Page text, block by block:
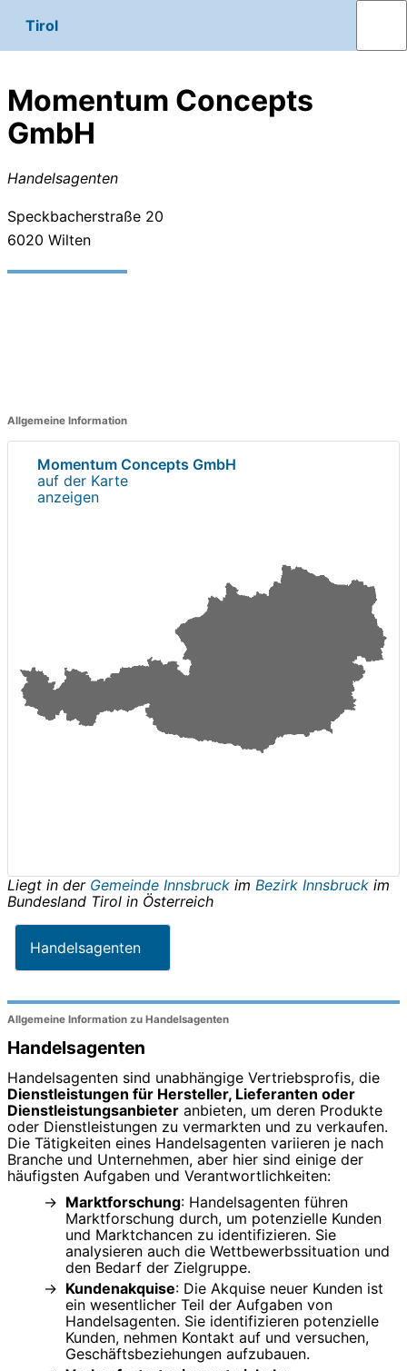
Tirol
Momentum Concepts
GmbH
Handelsagenten
Speckbacherstraße 20
6020 Wilten
Allgemeine Information
Momentum Concepts GmbH
auf der Karte
anzeigen
Liegt in der Gemeinde Innsbruck im Bezirk Innsbruck im
Bundesland Tirol in Österreich
Handelsagenten
Allgemeine Information zu Handelsagenten
Handelsagenten
Handelsagenten sind unabhängige Vertriebsprofis, die
Dienstleistungen für Hersteller, Lieferanten oder
Dienstleistungsanbieter anbieten, um deren Produkte
oder Dienstleistungen zu vermarkten und zu verkaufen.
Die Tätigkeiten eines Handelsagenten variieren je nach
Branche und Unternehmen, aber hier sind einige der
häufigsten Aufgaben und Verantwortlichkeiten:
Marktforschung: Handelsagenten führen
Marktforschung durch, um potenzielle Kunden
und Marktchancen zu identifizieren. Sie
analysieren auch die Wettbewerbssituation und
den Bedarf der Zielgruppe.
Kundenakquise: Die Akquise neuer Kunden ist
ein wesentlicher Teil der Aufgaben von
Handelsagenten. Sie identifizieren potenzielle
Kunden, nehmen Kontakt auf und versuchen,
Geschäftsbeziehungen aufzubauen.